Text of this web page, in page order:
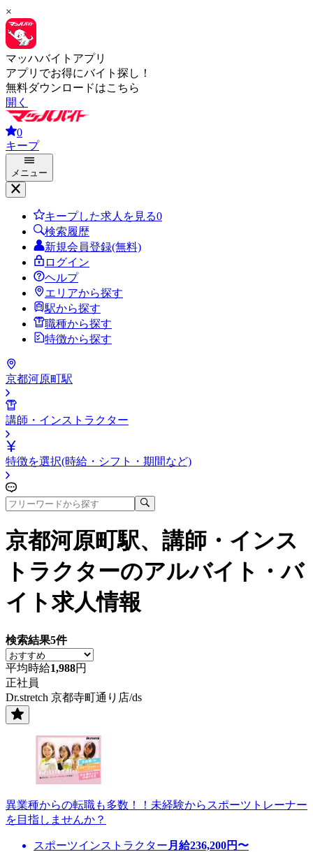
×
マッハバイトアプリ
アプリでお得にバイト探し！
無料ダウンロードはこちら
開く
0
キープ
メニュー
キープした求人を見る0
検索履歴
新規会員登録(無料)
ログイン
ヘルプ
エリアから探す
駅から探す
職種から探す
特徴から探す
京都河原町駅
講師・インストラクター
特徴を選択(時給・シフト・期間など)
京都河原町駅、講師・インス
トラクターのアルバイト・バ
イト求人情報
検索結果5件
平均時給1,988円
正社員
Dr.stretch 京都寺町通り店/ds
異業種からの転職も多数！！未経験からスポーツトレーナー
を目指しませんか？
スポーツインストラクター 月給236,200円〜